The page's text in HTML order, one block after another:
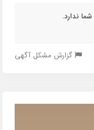
ندارد.
گزارش مشکل آگهی